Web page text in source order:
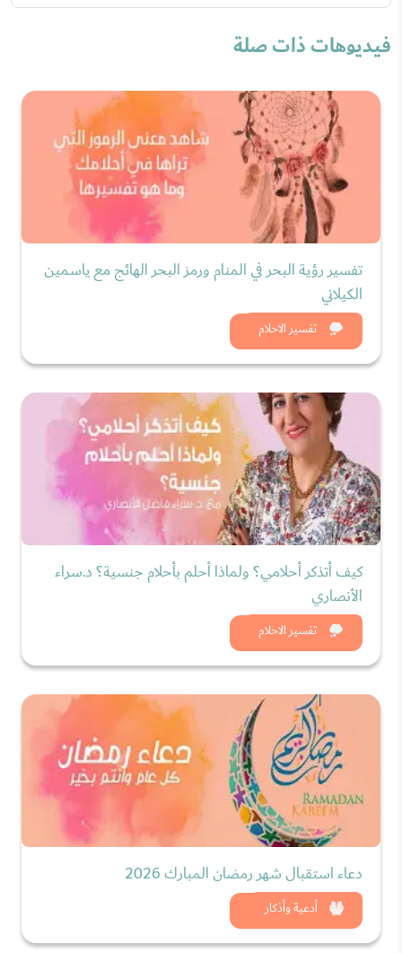
فيديوهات ذات صلة
تفسير الاحلام
تفسير رؤية البحر في المنام ورمز البحر الهائج مع ياسمين
الكيلاني
شاهد الان
تفسير الاحلام
كيف أتذكر أحلامي؟ ولماذا أحلم بأحلام جنسية؟ د.سراء
الأنصاري
شاهد الان
أدعية وأذكار
دعاء استقبال شهر رمضان المبارك 2026
شاهد الان